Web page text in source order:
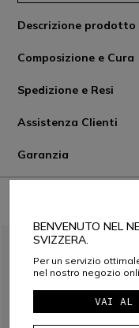
Descrizione prodotto
Composizione e Cura
Spedizione e Resi
Assistenza Clienti
Garanzia
BENVENUTO NEL
SVIZZERA.
Per un servizio
nel nostro negozio
VAI AL